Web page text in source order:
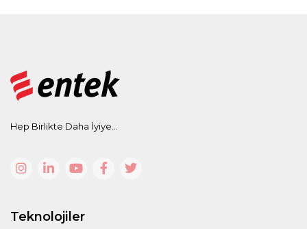
Hep Birlikte Daha İyiye...
Teknolojiler